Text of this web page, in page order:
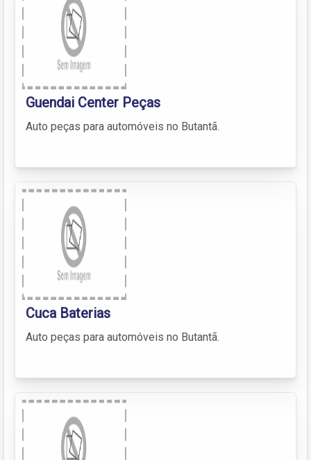
Guendai Center Peças
Auto peças para automóveis no Butantã.
Cuca Baterias
Auto peças para automóveis no Butantã.